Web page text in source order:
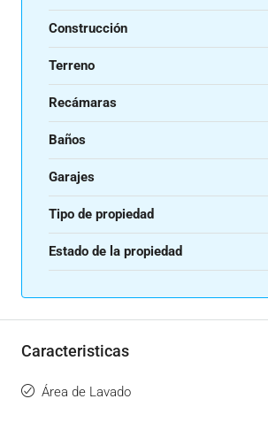
Construcción
Terreno
Recámaras
Baños
Garajes
Tipo de propiedad
Estado de la propiedad
Caracteristicas
Área de Lavado